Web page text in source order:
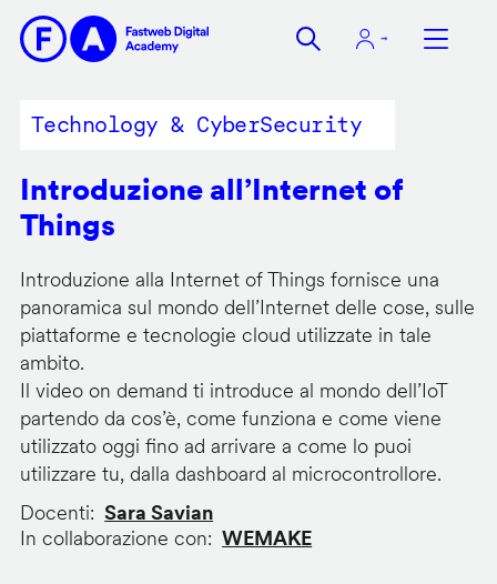
contenuto
Technology & CyberSecurity
Introduzione all’Internet of
Things
Introduzione alla Internet of Things fornisce una
panoramica sul mondo dell’Internet delle cose, sulle
piattaforme e tecnologie cloud utilizzate in tale
ambito.
Il video on demand ti introduce al mondo dell’IoT
partendo da cos’è, come funziona e come viene
utilizzato oggi fino ad arrivare a come lo puoi
utilizzare tu, dalla dashboard al microcontrollore.
Docenti
Sara Savian
In collaborazione con
WEMAKE